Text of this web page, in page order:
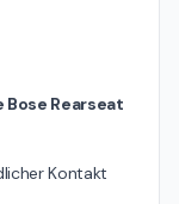
Bose Rearseat
Kontakt